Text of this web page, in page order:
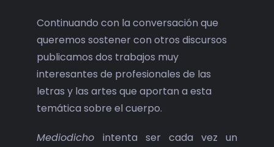
Continuando con la conversación que
queremos sostener con otros discursos
publicamos dos trabajos muy
interesantes de profesionales de las
letras y las artes que aportan a esta
temática sobre el cuerpo.
Mediodicho intenta ser cada vez un